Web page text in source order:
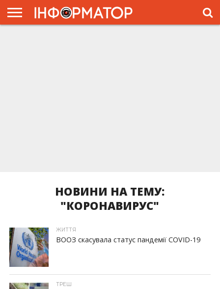
НОВИНИ НА ТЕМУ:
"КОРОНАВИРУС"
ЖИТТЯ
ВООЗ скасувала статус пандемії COVID-19
ТРЕШ